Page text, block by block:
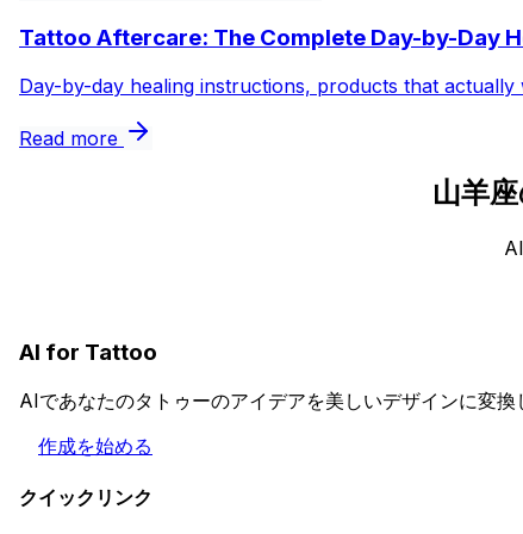
Tattoo Aftercare: The Complete Day-by-Day
Day-by-day healing instructions, products that
Read more
山羊
AI for Tattoo
AIであなたのタトゥーのアイデアを美しいデザインに変換
作成を始める
クイックリンク